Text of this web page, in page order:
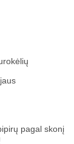
pagal skonį